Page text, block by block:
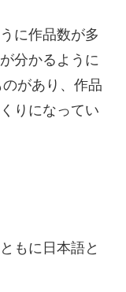
に作品数が多
分かるように
があり、作品
りになってい
もに日本語と